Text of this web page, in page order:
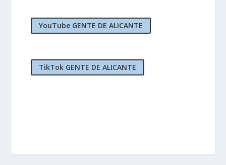
YouTube GENTE DE ALICANTE
TikTok GENTE DE ALICANTE